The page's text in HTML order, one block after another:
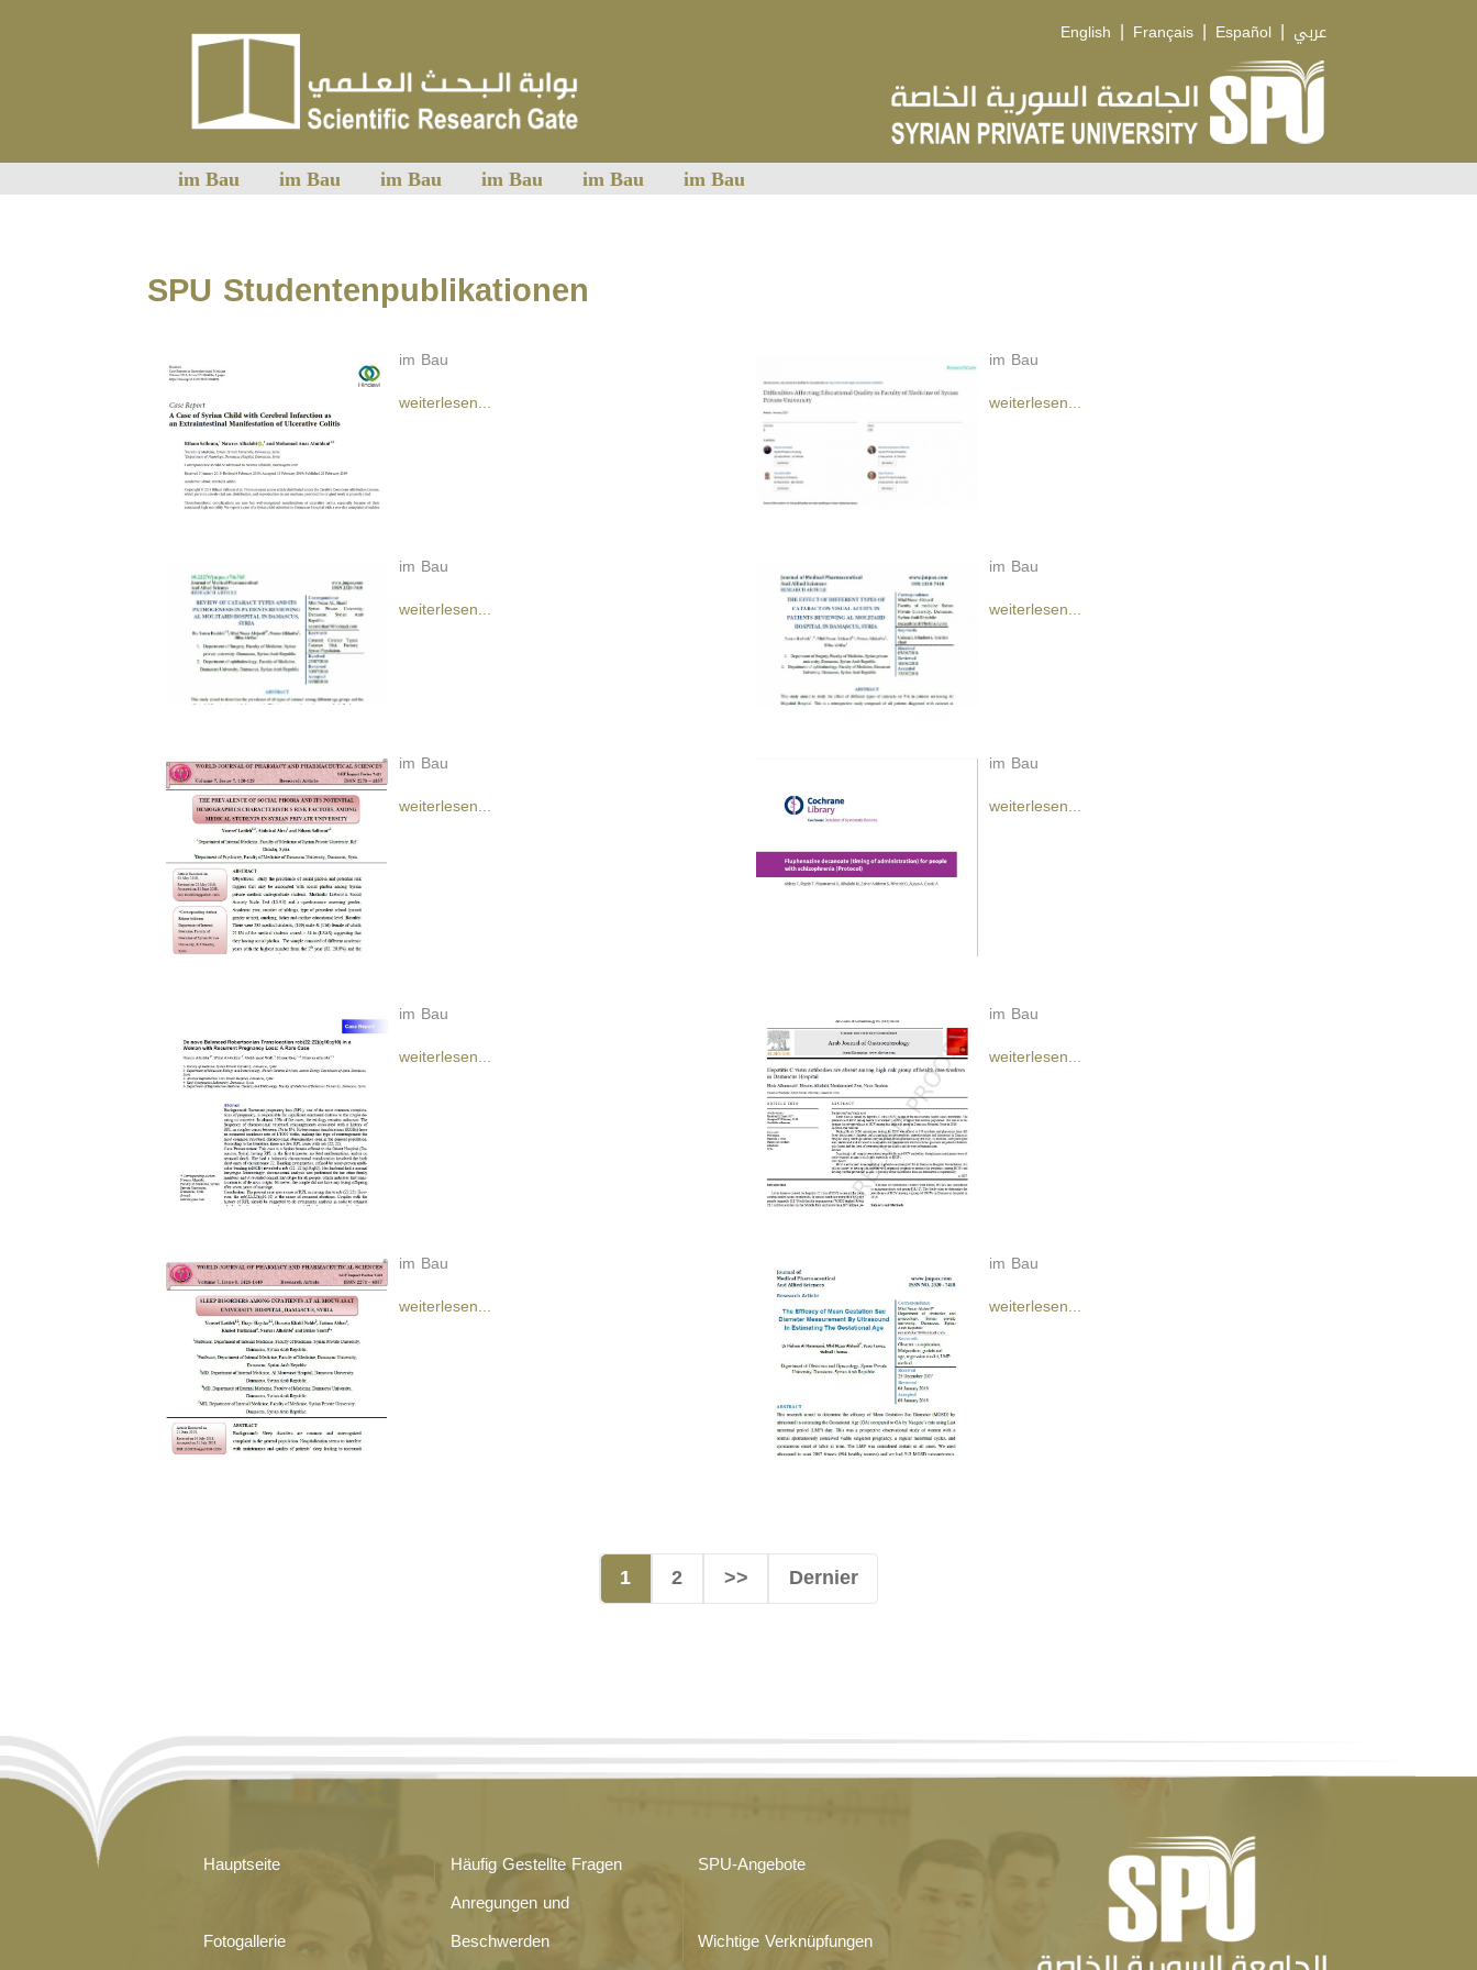
English | Français | Español | عربي
im Bau im Bau im Bau im Bau im Bau im Bau
SPU Studentenpublikationen
im Bau
weiterlesen...
im Bau
weiterlesen...
im Bau
weiterlesen...
im Bau
weiterlesen...
im Bau
weiterlesen...
im Bau
weiterlesen...
im Bau
weiterlesen...
im Bau
weiterlesen...
im Bau
weiterlesen...
im Bau
weiterlesen...
1 2 >> Dernier
Hauptseite Häufig Gestellte Fragen SPU-Angebote
Fotogallerie
Anregungen und
Beschwerden
Wichtige Verknüpfungen